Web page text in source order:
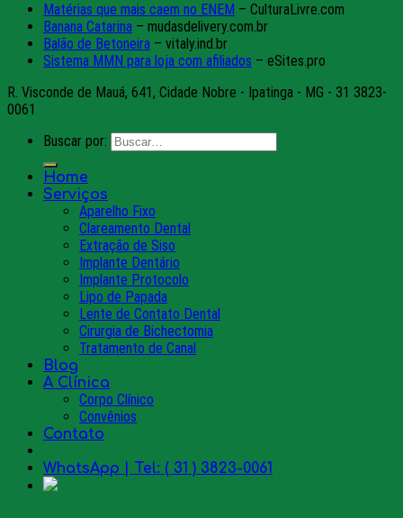
Matérias que mais caem no ENEM – CulturaLivre.com
Banana Catarina – mudasdelivery.com.br
Balão de Betoneira – vitaly.ind.br
Sistema MMN para loja com afiliados – eSites.pro
R. Visconde de Mauá, 641, Cidade Nobre - Ipatinga - MG - 31 3823-
0061
Buscar por:
Home
Serviços
Aparelho Fixo
Clareamento Dental
Extração de Siso
Implante Dentário
Implante Protocolo
Lipo de Papada
Lente de Contato Dental
Cirurgia de Bichectomia
Tratamento de Canal
Blog
A Clínica
Corpo Clínico
Convênios
Contato
WhatsApp | Tel: ( 31 ) 3823-0061